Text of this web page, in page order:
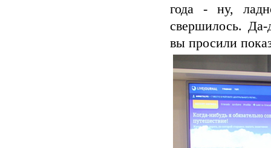
года - ну,
свершилось.
вы просили